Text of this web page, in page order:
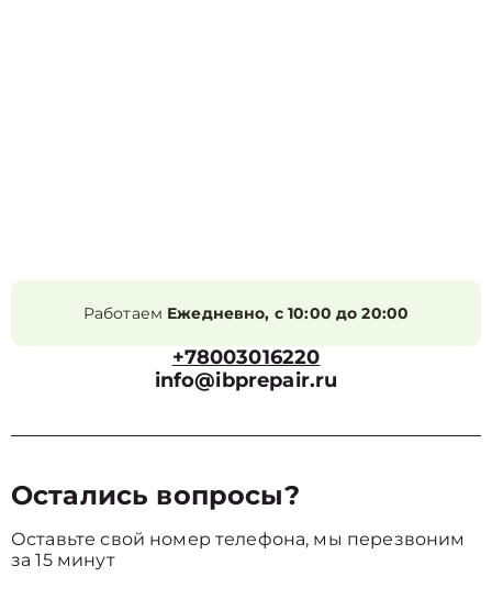
Работаем Ежедневно, с 10:00 до 20:00
+78003016220
info@ibprepair.ru
Остались вопросы?
Оставьте свой номер телефона, мы перезвоним
за 15 минут